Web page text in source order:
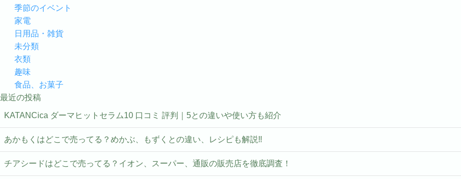
季節のイベント
家電
日用品・雑貨
未分類
衣類
趣味
食品、お菓子
最近の投稿
KATANCica ダーマヒットセラム10 口コミ 評判｜5との違いや使い方も紹介
あかもくはどこで売ってる？めかぶ、もずくとの違い、レシピも解説‼
チアシードはどこで売ってる？イオン、スーパー、通販の販売店を徹底調査！